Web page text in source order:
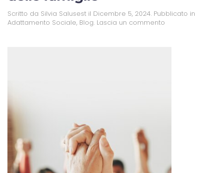
Scritto da Silvia Salusest il Dicembre 5, 2024. Pubblicato in
Adattamento Sociale, Blog. Lascia un commento